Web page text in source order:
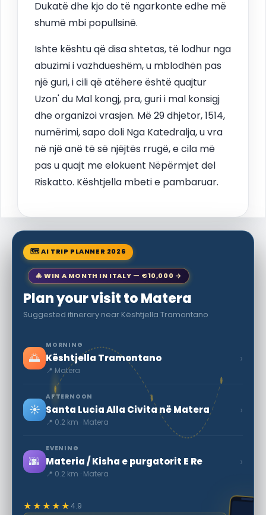
Dukatë dhe kjo do të ngarkonte edhe më
shumë mbi popullsinë.
Ishte kështu që disa shtetas, të lodhur nga
abuzimi i vazhdueshëm, u mblodhën pas
një guri, i cili që atëhere është quajtur
Uzon' du Mal kongj, pra, guri i mal konsigj
dhe organizoi vrasjen. Më 29 dhjetor, 1514,
numërimi, sapo doli Nga Katedralja, u vra
në një anë të së njëjtës rrugë, e cila më
pas u quajt me elokuent Nëpërmjet del
Riskatto. Kështjella mbeti e pambaruar.
🗺 AI TRIP PLANNER 2026
🎄 WIN A MONTH IN ITALY — €10,000 →
Plan your visit to Matera
Suggested itinerary near Kështjella Tramontano
🌅
MORNING
Kështjella Tramontano
📍 Matera
›
☀️
AFTERNOON
Santa Lucia Alla Civita në Matera
📍 0.2 km · Matera
›
🌆
EVENING
Materia / Kisha e purgatorit E Re
📍 0.2 km · Matera
›
★★★★★4.9